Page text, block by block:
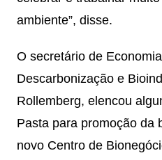
ambiente”, disse.
O secretário de
Descarbonização e
Rollemberg, elencou
Pasta para promoção da
novo Centro de